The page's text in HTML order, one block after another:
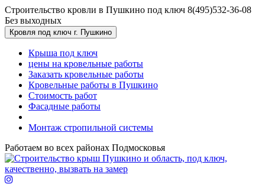
Перейти к основному содержанию
Строительство кровли в Пушкино под ключ 8(495)532-36-08
Без выходных
Кровля под ключ г. Пушкино
Крыша под ключ
цены на кровельные работы
Заказать кровельные работы
Кровельные работы в Пушкино
Стоимость работ
Фасадные работы
Монтаж стропильной системы
Работаем во всех районах Подмосковья